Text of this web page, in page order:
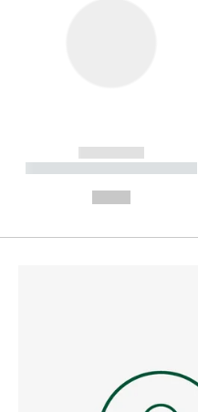
------------
----------- ----------- --------